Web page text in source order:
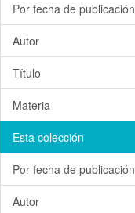
Por fecha de publicación
Autor
Título
Materia
Esta colección
Por fecha de publicación
Autor